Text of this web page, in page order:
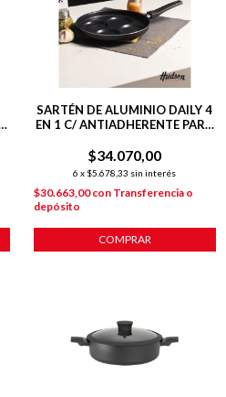
SARTÉN DE ALUMINIO DAILY 4
EN 1 C/ ANTIADHERENTE PARA
$34.070,00
6 x $5.678,33 sin interés
$30.663,00con Transferencia o
depósito
COMPRAR